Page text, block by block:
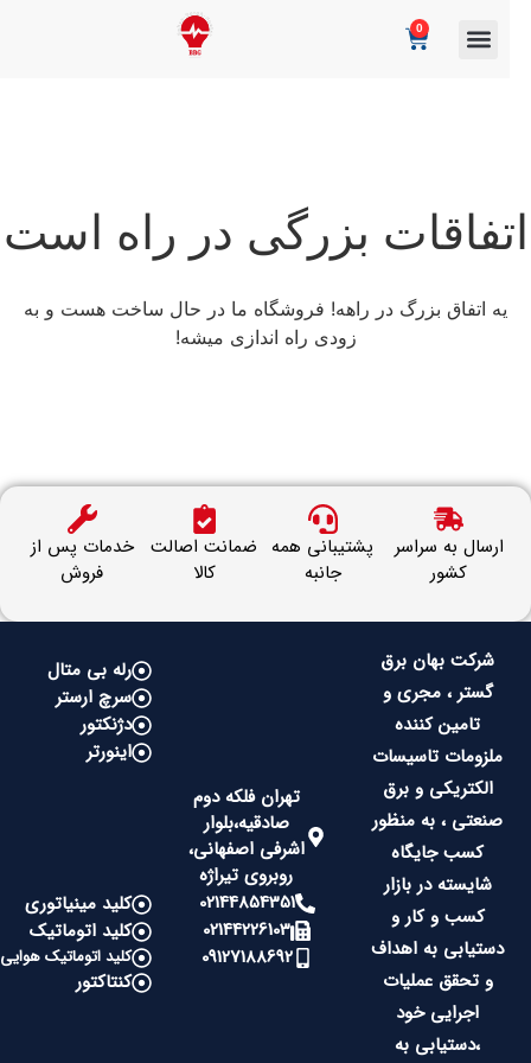
بزرگی در راه است
یه اتفاق بزرگ در راهه! فروشگاه ما در حال ساخت هست و به
زودی راه اندازی میشه!
ارسال به سراسر
کشور
پشتیبانی همه
جانبه
ضمانت اصالت
کالا
خدمات پس از
فروش
شرکت بهان برق
گستر ، مجری و
تامین کننده
ملزومات تاسیسات
الکتریکی و برق
صنعتی ، به منظور
کسب جایگاه
شایسته در بازار
کسب و کار و
دستیابی به اهداف
و تحقق عملیات
اجرایی خود
،دستیابی به
تهران فلکه دوم
صادقیه،بلوار
اشرفی اصفهانی،
روبروی تیراژه
02144854351
02144226103
09127188692
رله بی متال
سرچ ارستر
دژنکتور
اینورتر
کلید مینیاتوری
کلید اتوماتیک
کلید اتوماتیک هوایی
کنتاکتور